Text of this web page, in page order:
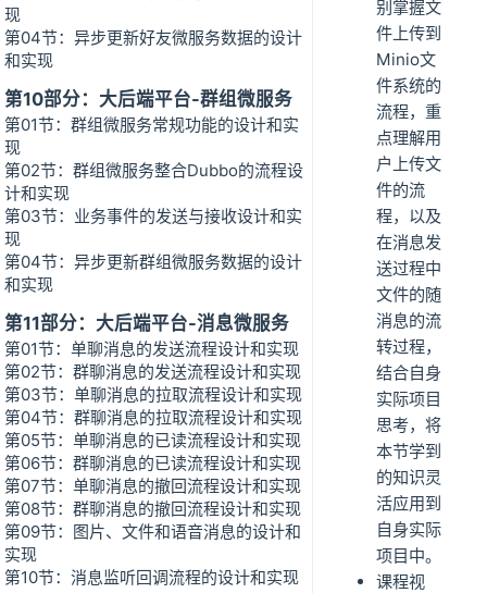
现
第04节：异步更新好友微服务数据的设计
和实现
第10部分：大后端平台-群组微服务
第01节：群组微服务常规功能的设计和实
现
第02节：群组微服务整合Dubbo的流程设
计和实现
第03节：业务事件的发送与接收设计和实
现
第04节：异步更新群组微服务数据的设计
和实现
第11部分：大后端平台-消息微服务
第01节：单聊消息的发送流程设计和实现
第02节：群聊消息的发送流程设计和实现
第03节：单聊消息的拉取流程设计和实现
第04节：群聊消息的拉取流程设计和实现
第05节：单聊消息的已读流程设计和实现
第06节：群聊消息的已读流程设计和实现
第07节：单聊消息的撤回流程设计和实现
第08节：群聊消息的撤回流程设计和实现
第09节：图片、文件和语音消息的设计和
实现
第10节：消息监听回调流程的设计和实现
别掌握文
件上传到
Minio文
件系统的
流程，重
点理解用
户上传文
件的流
程，以及
在消息发
送过程中
文件的随
消息的流
转过程，
结合自身
实际项目
思考，将
本节学到
的知识灵
活应用到
自身实际
项目中。
课程视